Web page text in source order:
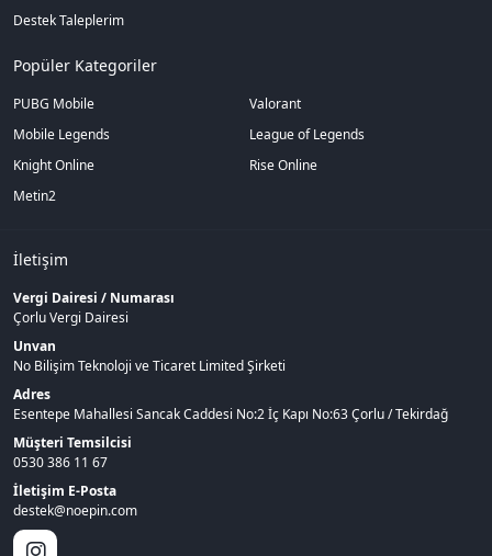
Destek Taleplerim
Popüler Kategoriler
PUBG Mobile
Valorant
Mobile Legends
League of Legends
Knight Online
Rise Online
Metin2
İletişim
Vergi Dairesi / Numarası
Çorlu Vergi Dairesi
Unvan
No Bilişim Teknoloji ve Ticaret Limited Şirketi
Adres
Esentepe Mahallesi Sancak Caddesi No:2 İç Kapı No:63 Çorlu / Tekirdağ
Müşteri Temsilcisi
0530 386 11 67
İletişim E-Posta
destek@noepin.com